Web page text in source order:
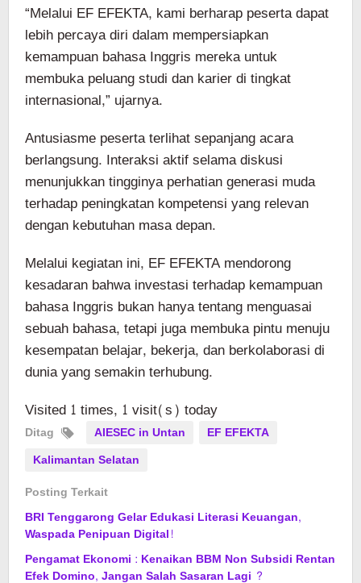
“Melalui EF EFEKTA, kami berharap peserta dapat
lebih percaya diri dalam mempersiapkan
kemampuan bahasa Inggris mereka untuk
membuka peluang studi dan karier di tingkat
internasional,” ujarnya.
Antusiasme peserta terlihat sepanjang acara
berlangsung. Interaksi aktif selama diskusi
menunjukkan tingginya perhatian generasi muda
terhadap peningkatan kompetensi yang relevan
dengan kebutuhan masa depan.
Melalui kegiatan ini, EF EFEKTA mendorong
kesadaran bahwa investasi terhadap kemampuan
bahasa Inggris bukan hanya tentang menguasai
sebuah bahasa, tetapi juga membuka pintu menuju
kesempatan belajar, bekerja, dan berkolaborasi di
dunia yang semakin terhubung.
Visited 1 times, 1 visit(s) today
Ditag AIESEC in Untan
EF EFEKTA
Kalimantan Selatan
Posting Terkait
BRI Tenggarong Gelar Edukasi Literasi Keuangan,
Waspada Penipuan Digital!
Pengamat Ekonomi : Kenaikan BBM Non Subsidi Rentan
Efek Domino, Jangan Salah Sasaran Lagi ?